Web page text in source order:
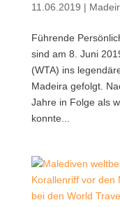
11.06.2019 |
Führende
sind am 8. Juni
(WTA) ins
Madeira gefolgt.
Jahre in Folge als
konnte...
Korallenriff vor den
bei den World